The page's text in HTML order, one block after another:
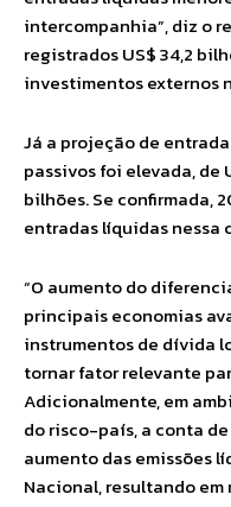
intercompanhia”, diz o
registrados US$ 34,2
investimentos externos
Já a projeção de
passivos foi elevada, de
bilhões. Se confirmada,
entradas líquidas nessa
“O aumento do
principais economias
instrumentos de dívida
tornar fator relevante
Adicionalmente, em
do risco-país, a conta
aumento das emissões
Nacional, resultando